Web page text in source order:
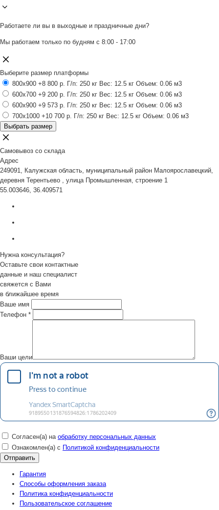
Работаете ли вы в выходные и праздничные дни?
Мы работаем только по будням с 8:00 - 17:00
Выберите размер платформы
800x900 +8 800 р. Г/п: 250 кг Вес: 12.5 кг Объем: 0.06 м3
600x700 +9 200 р. Г/п: 250 кг Вес: 12.5 кг Объем: 0.06 м3
600x900 +9 573 р. Г/п: 250 кг Вес: 12.5 кг Объем: 0.06 м3
700x1000 +10 700 р. Г/п: 250 кг Вес: 12.5 кг Объем: 0.06 м3
Выбрать размер
Самовывоз со склада
Адрес
249091, Калужская область, муниципальный район Малоярославецкий,
деревня Терентьево , улица Промышленная, строение 1
55.003646, 36.409571
Нужна консультация?
Оставьте свои контактные
данные и наш специалист
свяжется с Вами
в ближайшее время
Ваше имя
Телефон *
Ваши цели
Согласен(а) на обработку персональных данных
Ознакомлен(а) с Политикой конфиденциальности
Гарантия
Способы оформления заказа
Политика конфиденциальности
Пользовательское соглашение